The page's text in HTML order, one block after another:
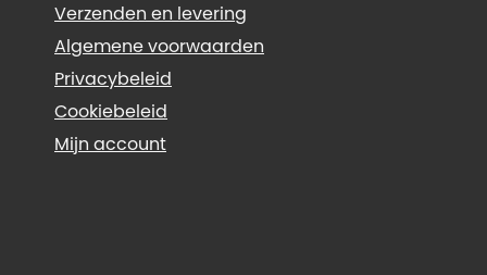
Verzenden en levering
Algemene voorwaarden
Privacybeleid
Cookiebeleid
Mijn account